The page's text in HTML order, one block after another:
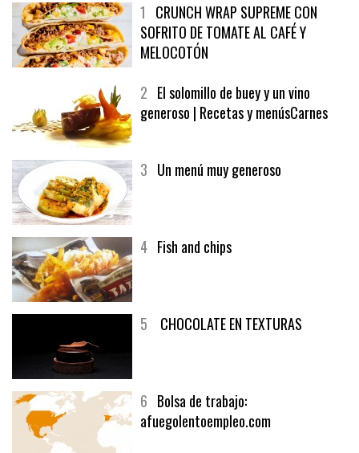
1 CRUNCH WRAP SUPREME CON
SOFRITO DE TOMATE AL CAFÉ Y
MELOCOTÓN
2 El solomillo de buey y un vino
generoso | Recetas y menúsCarnes
3 Un menú muy generoso
4 Fish and chips
5 CHOCOLATE EN TEXTURAS
6 Bolsa de trabajo:
afuegolentoempleo.com